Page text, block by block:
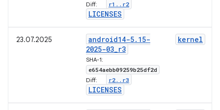
Diff: r1 . . r2
LICENSES
23.07.2025 android14-5. 15-
2025-03_r3
SHA-1:
e654aebb09259b25df2d
Diff: r2. . r3
LICENSES
kernel